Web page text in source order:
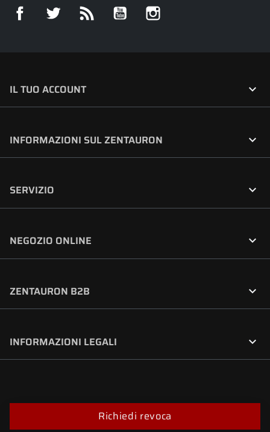
Facebook Twitter YouTube
IL TUO ACCOUNT 
INFORMAZIONI SUL ZENTAURON 
SERVIZIO 
NEGOZIO ONLINE 
ZENTAURON B2B 
INFORMAZIONI LEGALI 
Richiedi revoca